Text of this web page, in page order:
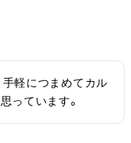
軽につまめてカル
っています。